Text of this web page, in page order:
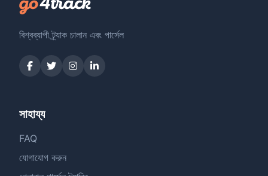
বিশ্বব্যাপী ট্র্যাক চালান এবং পার্সেল
সাহায্য
FAQ
যোগাযোগ করুন